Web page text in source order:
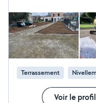
Terrassement
Voir le profil